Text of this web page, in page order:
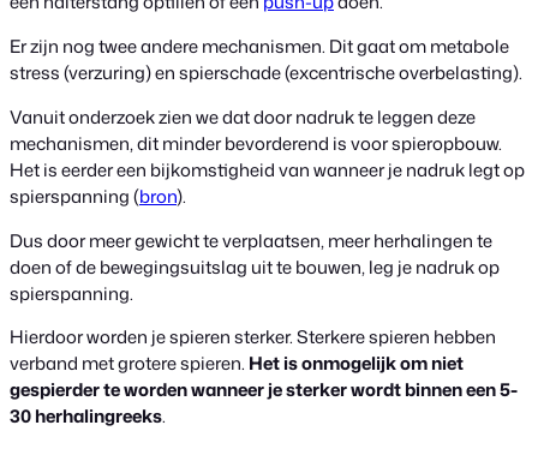
Er zijn nog twee andere mechanismen. Dit gaat om metabole
stress (verzuring) en spierschade (excentrische overbelasting).
Vanuit onderzoek zien we dat door nadruk te leggen deze
mechanismen, dit minder bevorderend is voor spieropbouw.
Het is eerder een bijkomstigheid van wanneer je nadruk legt op
spierspanning (bron).
Dus door meer gewicht te verplaatsen, meer herhalingen te
doen of de bewegingsuitslag uit te bouwen, leg je nadruk op
spierspanning.
Hierdoor worden je spieren sterker. Sterkere spieren hebben
verband met grotere spieren. Het is onmogelijk om niet
gespierder te worden wanneer je sterker wordt binnen een 5-
30 herhalingreeks.